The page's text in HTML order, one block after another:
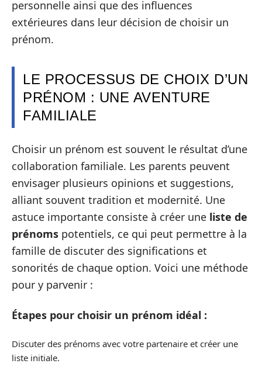
personnelle ainsi que des influences
extérieures dans leur décision de choisir un
prénom.
LE PROCESSUS DE CHOIX D’UN
PRÉNOM : UNE AVENTURE
FAMILIALE
Choisir un prénom est souvent le résultat d’une
collaboration familiale. Les parents peuvent
envisager plusieurs opinions et suggestions,
alliant souvent tradition et modernité. Une
astuce importante consiste à créer une liste de
prénoms potentiels, ce qui peut permettre à la
famille de discuter des significations et
sonorités de chaque option. Voici une méthode
pour y parvenir :
Étapes pour choisir un prénom idéal :
Discuter des prénoms avec votre partenaire et créer une
liste initiale.